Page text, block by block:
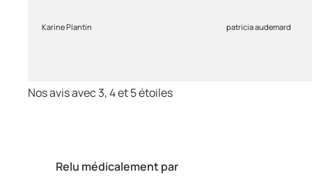
Relu médicalement par
Karine Plantin patricia audemard
Nos avis avec 3, 4 et 5 étoiles